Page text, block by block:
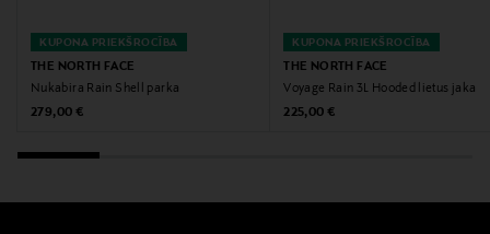
KUPONA PRIEKŠROCĪBA
THE NORTH FACE
Nukabira Rain Shell parka
Original Price
279,00 €
KUPONA PRIEKŠROCĪBA
THE NORTH FACE
Voyage Rain 3L Hooded lietus jaka
Original Price
225,00 €